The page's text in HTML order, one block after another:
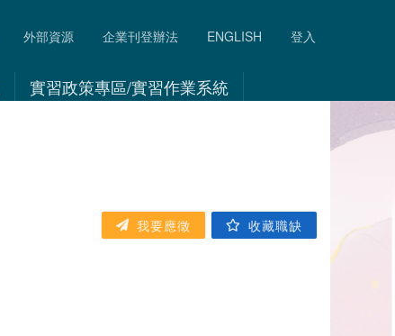
外部資源 企業刊登辦法 ENGLISH 登入
實習政策專區/實習作業系統
我要應徵 收藏職缺